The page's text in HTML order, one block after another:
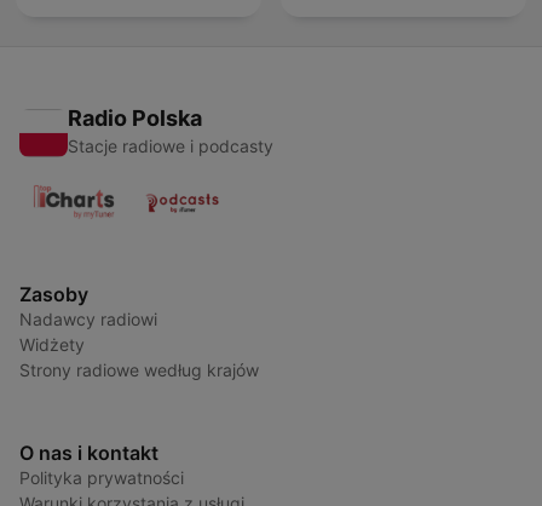
Radio Polska
Stacje radiowe i podcasty
Zasoby
Nadawcy radiowi
Widżety
Strony radiowe według krajów
O nas i kontakt
Polityka prywatności